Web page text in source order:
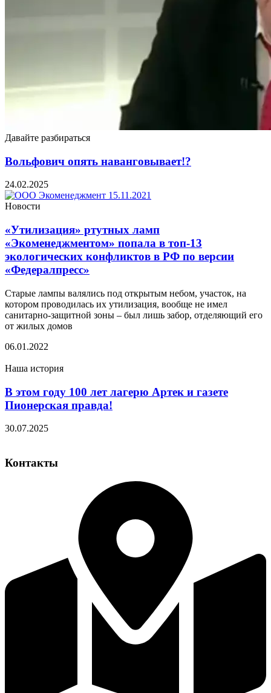
Давайте разбираться
Вольфович опять наванговывает!?
24.02.2025
Новости
«Утилизация» ртутных ламп
«Экоменеджментом» попала в топ-13
экологических конфликтов в РФ по версии
«Федералпресс»
Старые лампы валялись под открытым небом, участок, на
котором проводилась их утилизация, вообще не имел
санитарно-защитной зоны – был лишь забор, отделяющий его
от жилых домов
06.01.2022
Наша история
В этом году 100 лет лагерю Артек и газете
Пионерская правда!
30.07.2025
Контакты